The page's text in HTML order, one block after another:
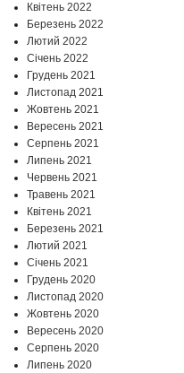
Квітень 2022
Березень 2022
Лютий 2022
Січень 2022
Грудень 2021
Листопад 2021
Жовтень 2021
Вересень 2021
Серпень 2021
Липень 2021
Червень 2021
Травень 2021
Квітень 2021
Березень 2021
Лютий 2021
Січень 2021
Грудень 2020
Листопад 2020
Жовтень 2020
Вересень 2020
Серпень 2020
Липень 2020